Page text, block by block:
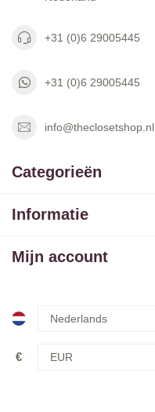
+31 (0)6 29005445
+31 (0)6 29005445
info@theclosetshop.nl
Categorieën
Informatie
Mijn account
€